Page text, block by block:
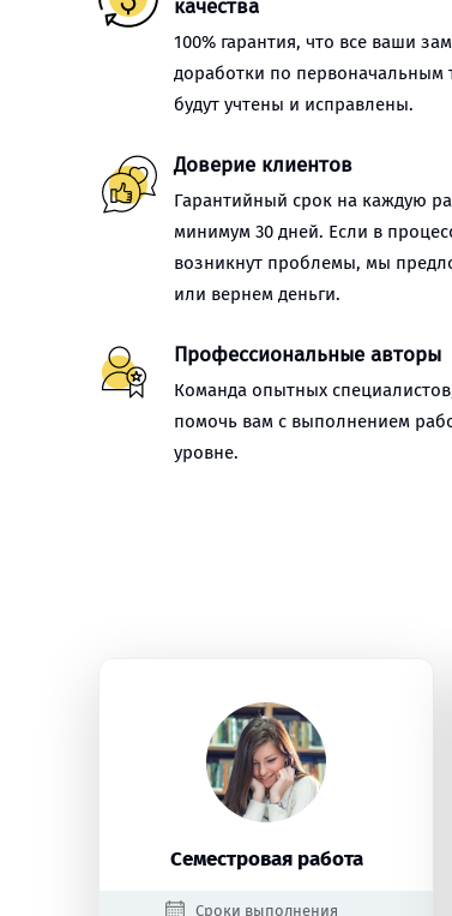
качества
100% гарантия, что все ваши
доработки по первоначальным
будут учтены и исправлены.
Доверие клиентов
Гарантийный срок на каждую
минимум 30 дней. Если в
возникнут проблемы, мы
или вернем деньги.
Профессиональные авторы
Команда опытных
помочь вам с выполнением
уровне.
Семестровая работа
Сроки выполнения